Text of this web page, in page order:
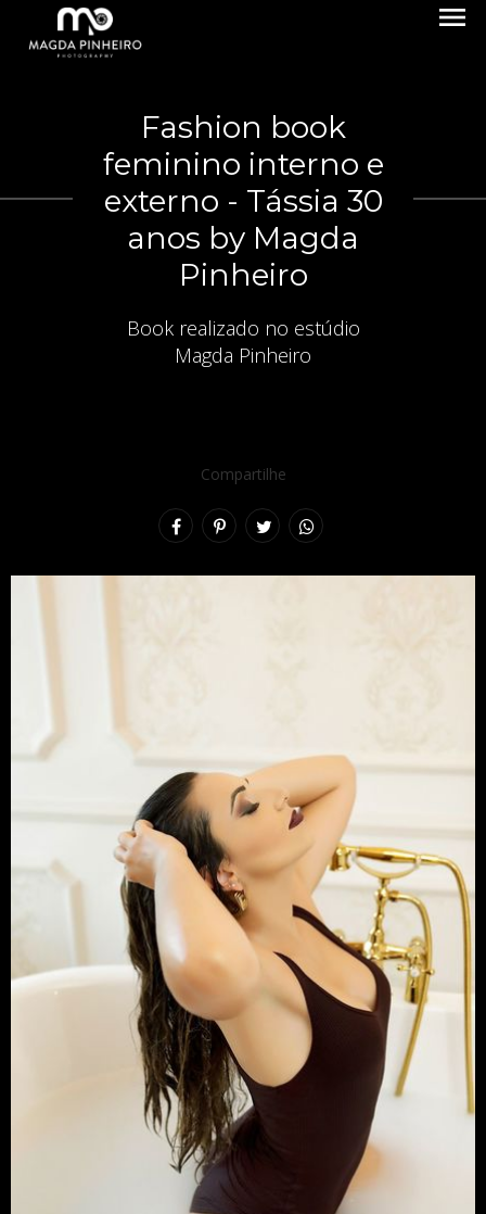
menu
Fashion book
feminino interno e
externo - Tássia 30
anos by Magda
Pinheiro
Book realizado no estúdio
Magda Pinheiro
Compartilhe